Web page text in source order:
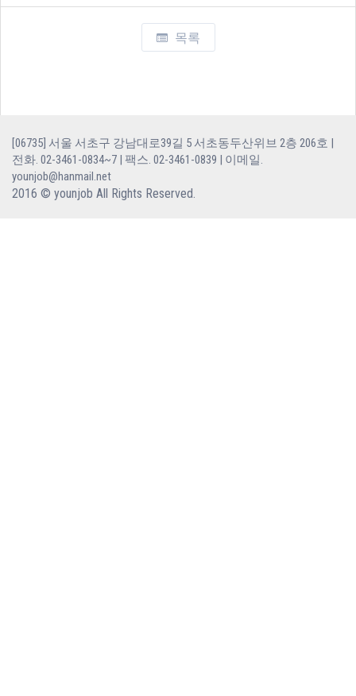
목록
[06735] 서울 서초구 강남대로39길 5 서초동두산위브 2층 206호 |
전화. 02-3461-0834~7 | 팩스. 02-3461-0839 | 이메일.
younjob@hanmail.net
2016 © younjob All Rights Reserved.